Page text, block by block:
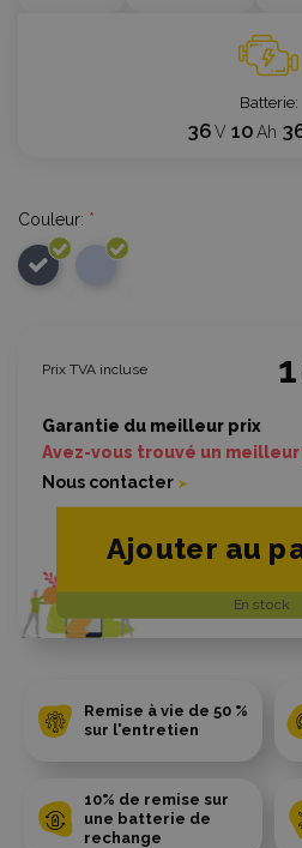
Batterie
36V 10Ah
Couleur: *
Prix TVA incluse
En stock
Ajouter au
Garantie du meilleur prix
Avez-vous trouvé un meilleur
Nous contacter
Remise à vie de 50 %
sur l'entretien
10% de remise sur
une batterie de
rechange